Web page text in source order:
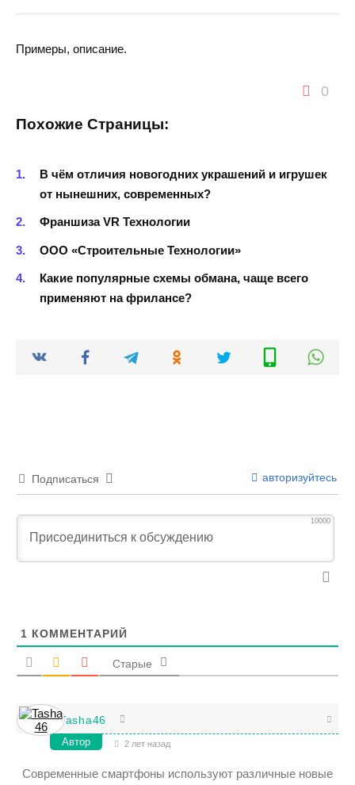
Примеры, описание.
0
Похожие Страницы:
В чём отличия новогодних украшений и игрушек
от нынешних, современных?
Франшиза VR Технологии
ООО «Строительные Технологии»
Какие популярные схемы обмана, чаще всего
применяют на фрилансе?
Подписаться авторизуйтесь
10000
1 КОММЕНТАРИЙ
Старые
Tasha46
Автор 2 лет назад
Современные смартфоны используют различные новые